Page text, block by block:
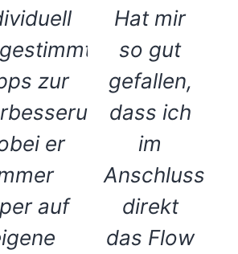
zur
er
auf
Hat mir
so gut
gefallen,
dass ich
im
Anschluss
direkt
das Flow